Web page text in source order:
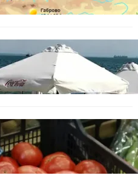
по Черноморието са се
30%, туристите са по-малко
зеленчуци и основни
си